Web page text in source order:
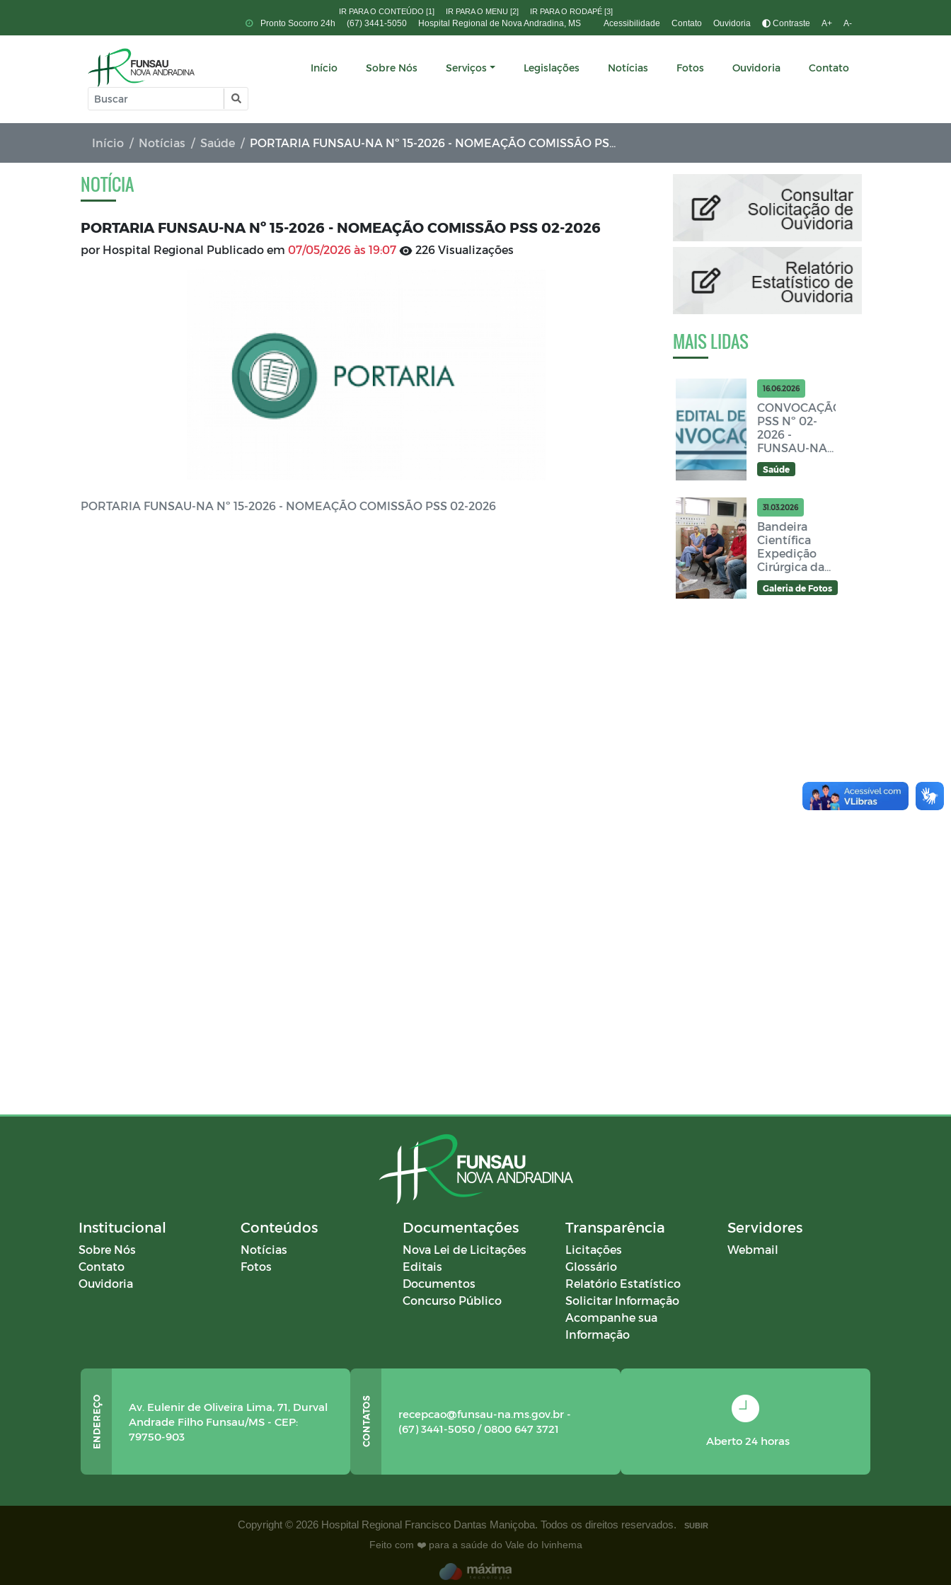
IR PARA O CONTEÚDO [1] IR PARA O MENU [2] IR PARA O RODAPÉ [3]
Pronto Socorro 24h (67) 3441-5050 Hospital Regional de Nova Andradina, MS Acessibilidade Contato Ouvidoria Contraste A+ A-
Início Sobre Nós Serviços Legislações Notícias Fotos Ouvidoria Contato
Início Notícias Saúde PORTARIA FUNSAU-NA Nº 15-2026 - NOMEAÇÃO COMISSÃO PSS 02-2026
NOTÍCIA
PORTARIA FUNSAU-NA Nº 15-2026 - NOMEAÇÃO COMISSÃO PSS 02-2026
por Hospital Regional Publicado em 07/05/2026 às 19:07 226 Visualizações
PORTARIA FUNSAU-NA Nº 15-2026 - NOMEAÇÃO COMISSÃO PSS 02-2026
MAIS LIDAS
16.06.2026
CONVOCAÇÃO
PSS Nº 02-
2026 -
FUNSAU-NA -
Edital 12
Saúde
31.03.2026
Bandeira
Científica
Expedição
Cirúrgica da
USP período
30-08 a 08-
Galeria de Fotos
Institucional
Sobre Nós
Contato
Ouvidoria
Conteúdos
Notícias
Fotos
Documentações
Nova Lei de Licitações
Editais
Documentos
Concurso Público
Transparência
Licitações
Glossário
Relatório Estatístico
Solicitar Informação
Acompanhe sua
Informação
Servidores
Webmail
Av. Eulenir de Oliveira Lima, 71, Durval
Andrade Filho Funsau/MS - CEP:
79750-903
recepcao@funsau-na.ms.gov.br -
(67) 3441-5050 / 0800 647 3721
Aberto 24 horas
Copyright © 2026 Hospital Regional Francisco Dantas Maniçoba. Todos os direitos reservados. SUBIR